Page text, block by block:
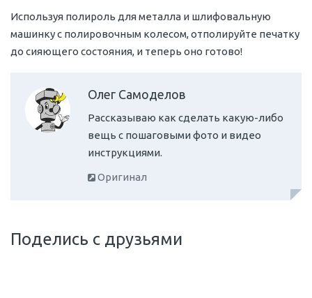
Используя полироль для металла и шлифовальную
машинку с полировочным колесом, отполируйте печатку
до сияющего состояния, и теперь оно готово!
Олег Самоделов
Рассказываю как сделать какую-либо
вещь с пошаговыми фото и видео
инструкциями.
Оригинал
Поделись с друзьями